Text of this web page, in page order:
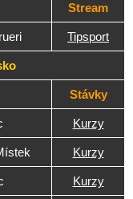
Stream
Tipsport
Stávky
Kurzy
Kurzy
Kurzy